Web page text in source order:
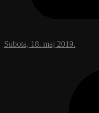
Subota, 18. maj 2019.